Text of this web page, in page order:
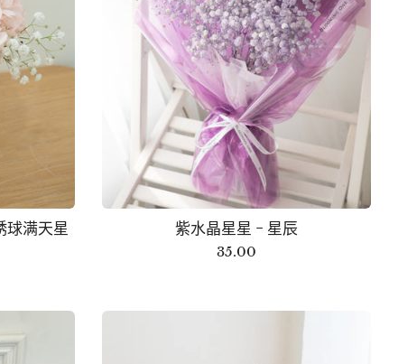
球满天星
紫水晶星星 - 星辰
35.00